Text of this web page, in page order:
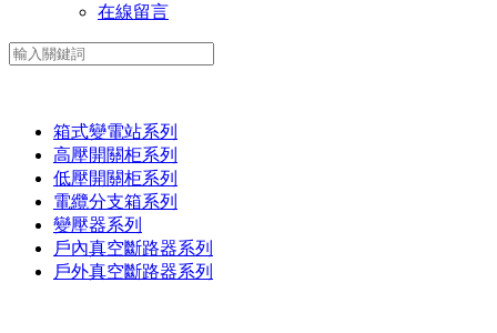
在線留言
箱式變電站系列
高壓開關柜系列
低壓開關柜系列
電纜分支箱系列
變壓器系列
戶內真空斷路器系列
戶外真空斷路器系列